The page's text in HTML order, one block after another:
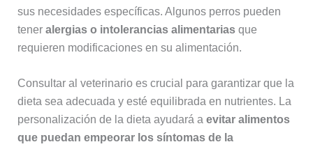
sus necesidades específicas. Algunos perros pueden
tener alergias o intolerancias alimentariasque
requieren modificaciones en su alimentación.
Consultar al veterinario es crucial para garantizar que la
dieta sea adecuada y esté equilibrada en nutrientes. La
personalización de la dieta ayudará a evitar alimentos
que puedan empeorar los síntomas de la